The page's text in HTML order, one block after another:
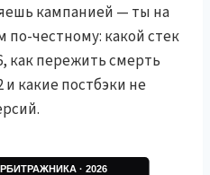
кампанией — ты на
честному: какой стек
как пережить смерть
и какие постбэки не
· 2026